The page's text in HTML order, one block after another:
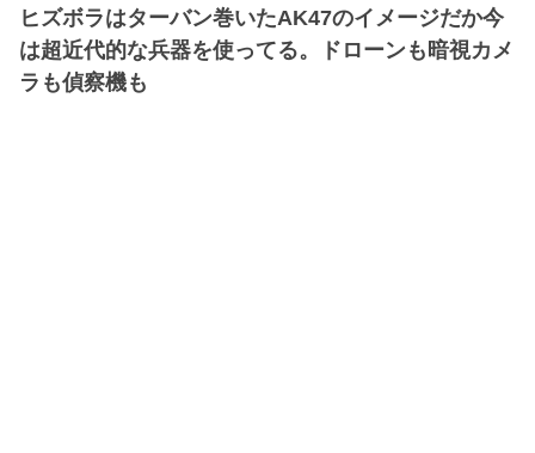
ヒズボラはターバン巻いたAK47のイメージだか今
は超近代的な兵器を使ってる。ドローンも暗視カメ
ラも偵察機も